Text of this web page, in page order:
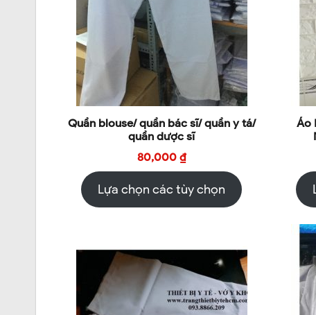
Quần blouse/ quần bác sĩ/ quần y tá/
quần dược sĩ
80,000₫
Lựa chọn các tùy chọn
Áo